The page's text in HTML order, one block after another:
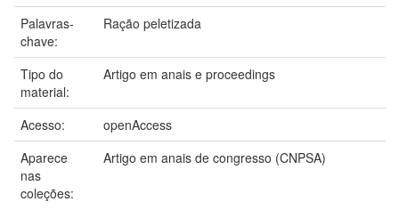
Palavras-
chave:
Ração peletizada
Tipo do
material:
Artigo em anais e proceedings
Acesso:
openAccess
Aparece
nas
coleções:
Artigo em anais de congresso (CNPSA)